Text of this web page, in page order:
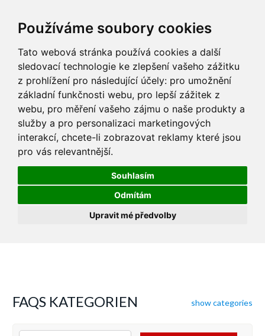
Používáme soubory cookies
Tato webová stránka používá cookies a další
sledovací technologie ke zlepšení vašeho zážitku
z prohlížení pro následující účely: pro umožnění
základní funkčnosti webu, pro lepší zážitek z
webu, pro měření vašeho zájmu o naše produkty a
služby a pro personalizaci marketingových
interakcí, chcete-li zobrazovat reklamy které jsou
pro vás relevantnější.
Souhlasím
Odmítám
Upravit mé předvolby
FAQS KATEGORIEN show categories